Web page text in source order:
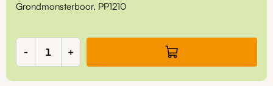
Grondmonsterboor, PP1210
Grondmonsterboor,
PP1210
aantal
- +